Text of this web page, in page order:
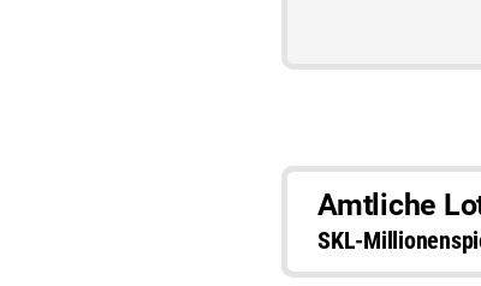
Amtliche
SKL-